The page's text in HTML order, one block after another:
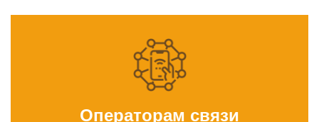
Операторам связи